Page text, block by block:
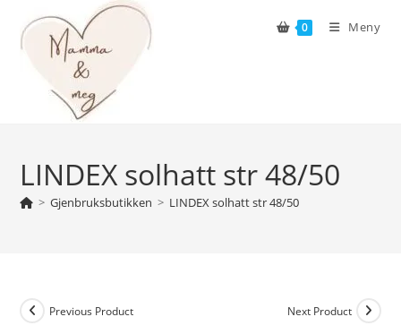
content
0 Meny
LINDEX solhatt str 48/50
> Gjenbruksbutikken > LINDEX solhatt str 48/50
Previous Product Next Product